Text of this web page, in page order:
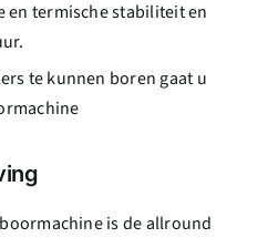
en termische stabiliteit en
te kunnen boren gaat u
is de allround